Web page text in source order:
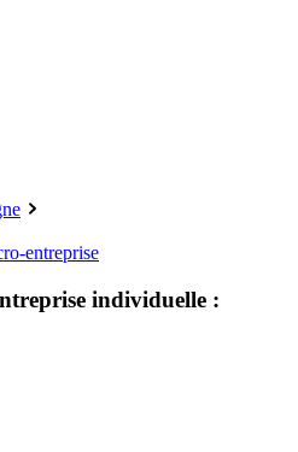
entreprise
individuelle :